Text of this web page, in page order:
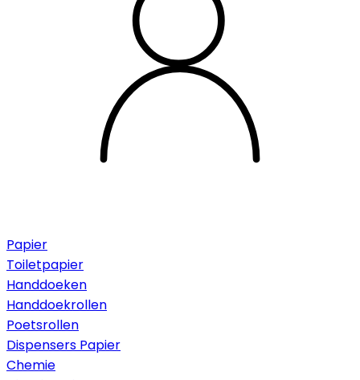
Papier
Toiletpapier
Handdoeken
Handdoekrollen
Poetsrollen
Dispensers Papier
Chemie